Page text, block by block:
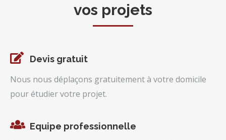
vos projets
Devis gratuit
Nous nous déplaçons gratuitement à votre domicile
pour étudier votre projet.
Equipe professionnelle